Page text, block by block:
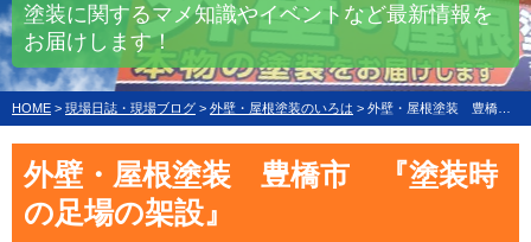
塗装に関するマメ知識やイベントなど最新情報を
お届けします！
HOME > 現場日誌・現場ブログ > 外壁・屋根塗装のいろは > 外壁・屋根塗装 豊橋市 『塗装時の足場の架設』
外壁・屋根塗装 豊橋市 『塗装時
の足場の架設』